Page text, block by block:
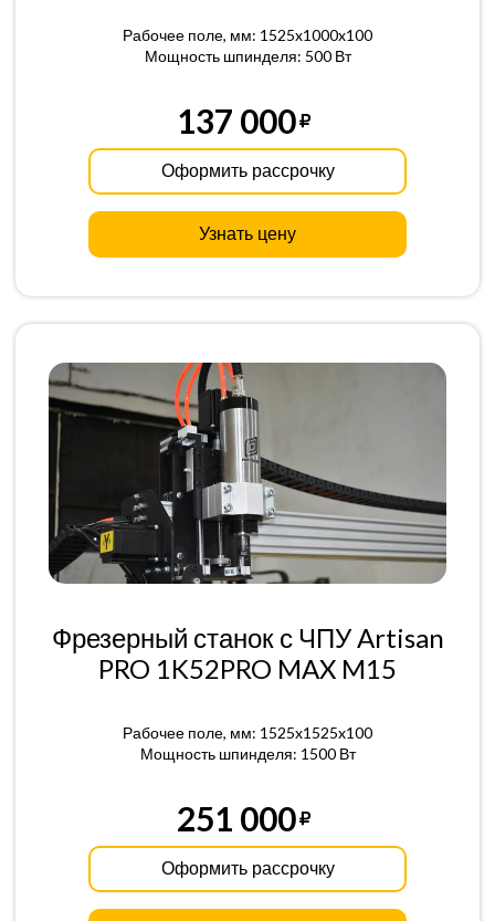
Рабочее поле, мм: 1525x1000x100
Мощность шпинделя: 500 Вт
137 000
Оформить рассрочку
Узнать цену
Фрезерный станок с ЧПУ Artisan
PRO 1K52PRO MAX M15
Рабочее поле, мм: 1525x1525x100
Мощность шпинделя: 1500 Вт
251 000
Оформить рассрочку